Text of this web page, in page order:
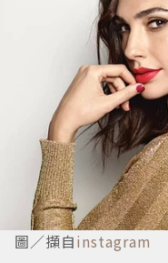
圖／擷自instagram